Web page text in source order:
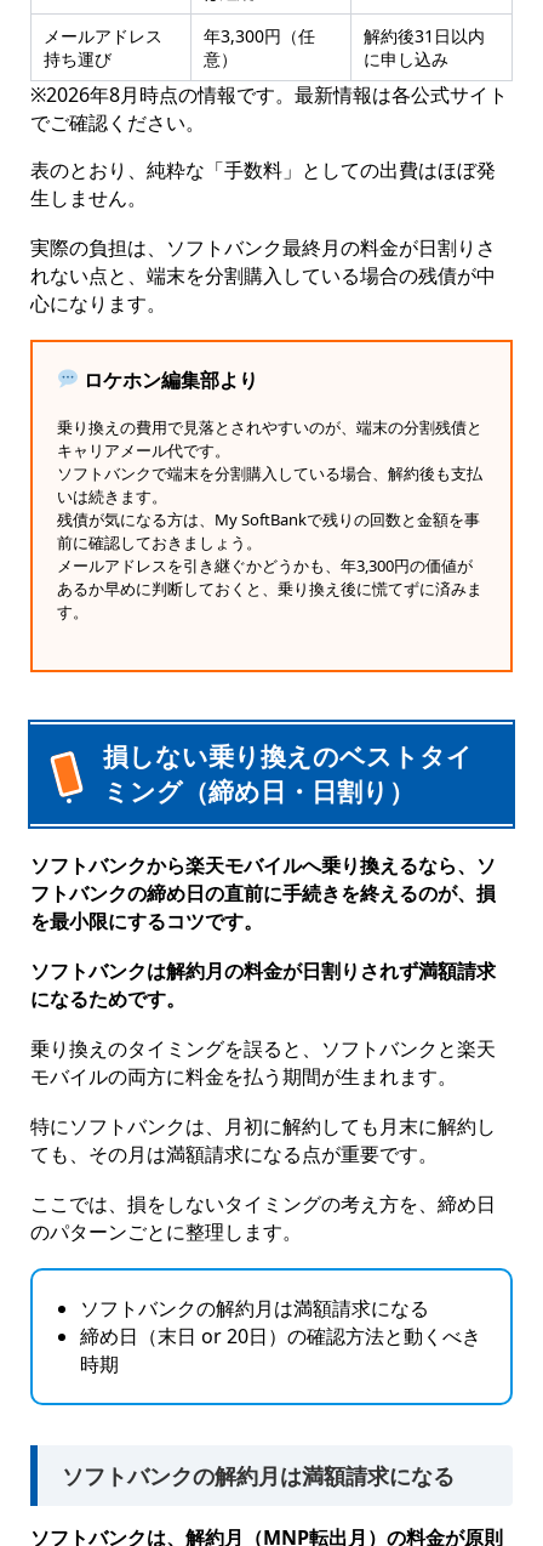
メールアドレス
持ち運び
年3,300円（任
意）
解約後31日以内
に申し込み
※2026年8月時点の情報です。最新情報は各公式サイト
でご確認ください。
表のとおり、純粋な「手数料」としての出費はほぼ発
生しません。
実際の負担は、ソフトバンク最終月の料金が日割りさ
れない点と、端末を分割購入している場合の残債が中
心になります。
ロケホン編集部より
乗り換えの費用で見落とされやすいのが、端末の分割残債と
キャリアメール代です。
ソフトバンクで端末を分割購入している場合、解約後も支払
いは続きます。
残債が気になる方は、My SoftBankで残りの回数と金額を事
前に確認しておきましょう。
メールアドレスを引き継ぐかどうかも、年3,300円の価値が
あるか早めに判断しておくと、乗り換え後に慌てずに済みま
す。
損しない乗り換えのベストタイ
ミング（締め日・日割り）
ソフトバンクから楽天モバイルへ乗り換えるなら、ソ
フトバンクの締め日の直前に手続きを終えるのが、損
を最小限にするコツです。
ソフトバンクは解約月の料金が日割りされず満額請求
になるためです。
乗り換えのタイミングを誤ると、ソフトバンクと楽天
モバイルの両方に料金を払う期間が生まれます。
特にソフトバンクは、月初に解約しても月末に解約し
ても、その月は満額請求になる点が重要です。
ここでは、損をしないタイミングの考え方を、締め日
のパターンごとに整理します。
ソフトバンクの解約月は満額請求になる
締め日（末日 or 20日）の確認方法と動くべき
時期
ソフトバンクの解約月は満額請求になる
ソフトバンクは、解約月（MNP転出月）の料金が原則